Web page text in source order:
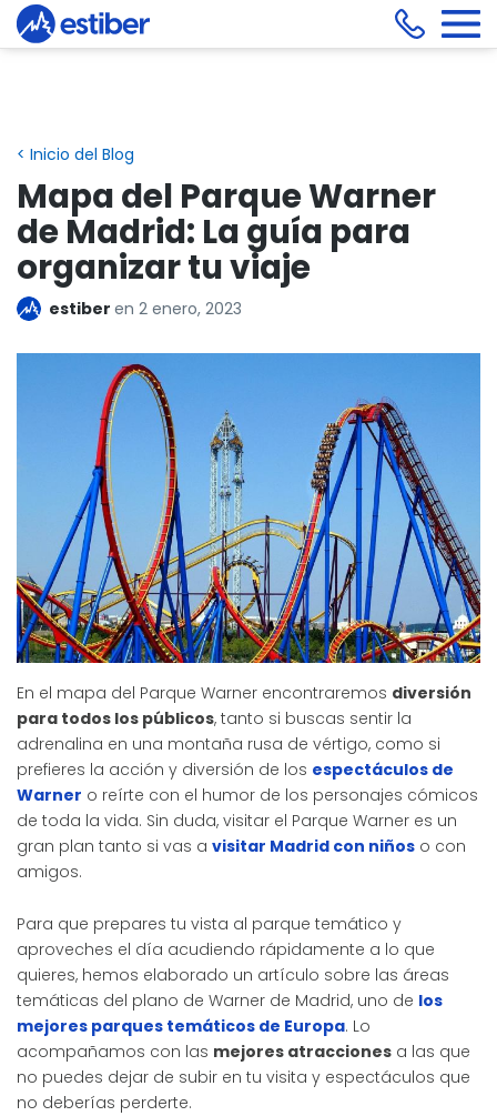
< Inicio del Blog
Mapa del Parque Warner
de Madrid: La guía para
organizar tu viaje
estiber en 2 enero, 2023
En el mapa del Parque Warner encontraremos diversión
para todos los públicos, tanto si buscas sentir la
adrenalina en una montaña rusa de vértigo, como si
prefieres la acción y diversión de los espectáculos de
Warner o reírte con el humor de los personajes cómicos
de toda la vida. Sin duda, visitar el Parque Warner es un
gran plan tanto si vas a visitar Madrid con niños o con
amigos.
Para que prepares tu vista al parque temático y
aproveches el día acudiendo rápidamente a lo que
quieres, hemos elaborado un artículo sobre las áreas
temáticas del plano de Warner de Madrid, uno de los
mejores parques temáticos de Europa. Lo
acompañamos con las mejores atracciones a las que
no puedes dejar de subir en tu visita y espectáculos que
no deberías perderte.